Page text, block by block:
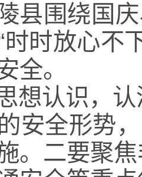
县围绕国
时时放心不
全。
想认识，
安全形势
。二要聚